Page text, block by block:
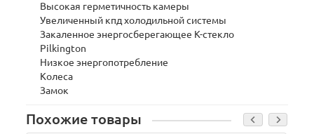
Высокая герметичность камеры
Увеличенный кпд холодильной системы
Закаленное энергосберегающее K-стекло
Pilkington
Низкое энергопотребление
Колеса
Замок
Похожие товары